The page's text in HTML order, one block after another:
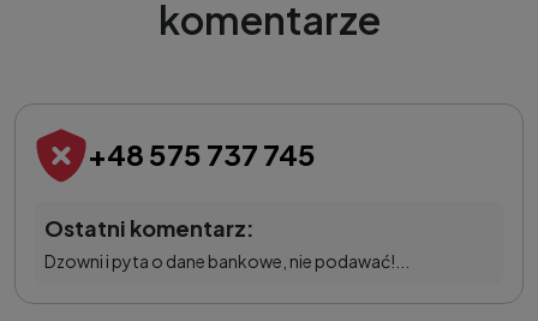
komentarze
+48 575 737 745
Ostatni komentarz:
Dzowni i pyta o dane bankowe, nie podawać!...